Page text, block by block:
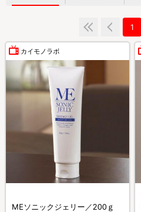
1
カイモノラボ
MEソニックジェリー／200ｇ